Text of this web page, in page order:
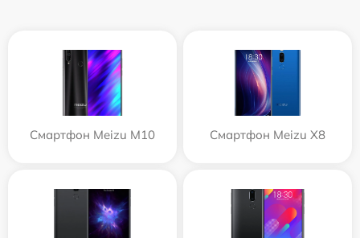
Смартфон Meizu M10 Смартфон Meizu X8